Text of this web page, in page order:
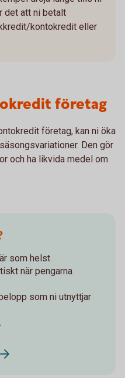
det att ni betalt
kontokredit eller
företag
företag, kan ni öka
Den gör
och ha likvida medel om
som helst
när pengarna
som ni utnyttjar